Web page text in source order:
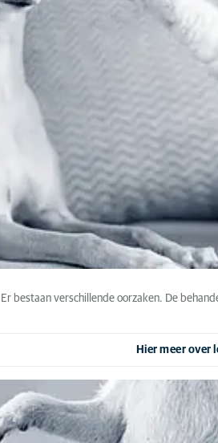
bestaan verschillende oorzaken. De
Hier meer over